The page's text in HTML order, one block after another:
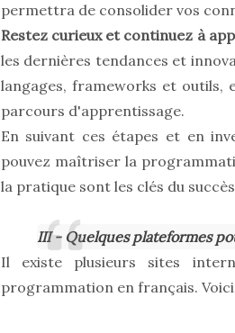
permettra de consolider vos
Restez curieux et continuez à
les dernières tendances et
langages, frameworks et outils,
parcours d'apprentissage.
En suivant ces étapes et en
pouvez maîtriser la
la pratique sont les clés du
III - Quelques plateformes
Il existe plusieurs sites
programmation en français.